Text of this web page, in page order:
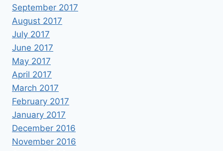
September 2017
August 2017
July 2017
June 2017
May 2017
April 2017
March 2017
February 2017
January 2017
December 2016
November 2016